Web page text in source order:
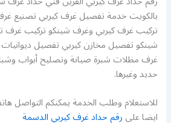
بالكويت خدمة تفصيل غرف كيربي تصنيع
تركيب غرف كيربي وغرف شينكو تركيب غرف
شينكو تفصيل مخازن كيربي تفصيل
غرف مظلات شبرة صيانة وتصليح أبواب
حديد وغيرها.
للاستعلام وطلب الخدمة يمكنكم التواصل
ايضا علىرقم حداد غرف كيربي الدسمة